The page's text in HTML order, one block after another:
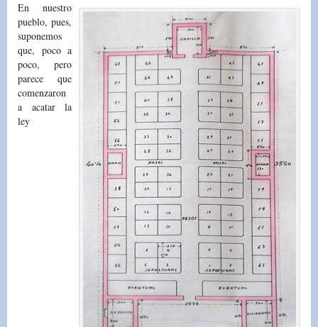
En nuestro
pueblo, pues,
suponemos
que, poco a
poco, pero
parece que
comenzaron
a acatar la
ley